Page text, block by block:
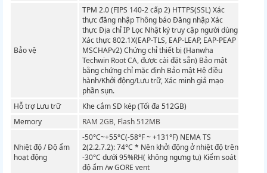
Bảo vệ
TPM 2.0 (FIPS 140-2 cấp 2) HTTPS(SSL) Xác
thực đăng nhập Thông báo Đăng nhập Xác
thực Địa chỉ IP Lọc Nhật ký truy cập người dùng
Xác thực 802.1X(EAP-TLS, EAP-LEAP, EAP-PEAP
MSCHAPv2) Chứng chỉ thiết bị (Hanwha
Techwin Root CA, được cài đặt sẵn) Bảo mật
bằng chứng chỉ mặc định Bảo mật Hệ điều
hành/Khởi động/Lưu trữ, Xác minh giả mạo
phần sụn.
Hỗ trợ Lưu trữ
Khe cắm SD kép (Tối đa 512GB)
Memory
RAM 2GB, Flash 512MB
Nhiệt độ / Độ ẩm
hoạt động
-50°C~+55°C(-58°F ~ +131°F) NEMA TS
2(2.2.7.2): 74°C * Nên khởi động ở nhiệt độ trên
-30°C dưới 95%RH( không ngưng tụ) Kiểm soát
độ ẩm /w GORE vent